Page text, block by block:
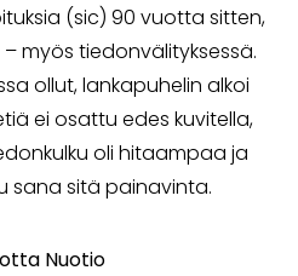
(sic) 90 vuotta sitten,
myös tiedonvälityksessä.
ollut, lankapuhelin alkoi
ei osattu edes kuvitella,
oli hitaampaa ja
sana sitä painavinta.
Nuotio